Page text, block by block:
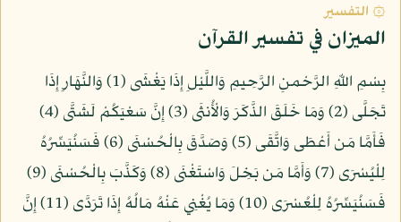
۞ التفسير
الميزان في تفسير القرآن
بِسْمِ اللّهِ الرَّحْمنِ الرَّحِيمِ وَاللَّيْلِ إِذَا يَغْشَى (1) وَالنَّهَارِ إِذَا
تَجَلَّى (2) وَمَا خَلَقَ الذَّكَرَ وَالْأُنثَى (3) إِنَّ سَعْيَكُمْ لَشَتَّى (4)
فَأَمَّا مَن أَعْطَى وَاتَّقَى (5) وَصَدَّقَ بِالْحُسْنَى (6) فَسَنُيَسِّرُهُ
لِلْيُسْرَى (7) وَأَمَّا مَن بَخِلَ وَاسْتَغْنَى (8) وَكَذَّبَ بِالْحُسْنَى (9)
فَسَنُيَسِّرُهُ لِلْعُسْرَى (10) وَمَا يُغْنِي عَنْهُ مَالُهُ إِذَا تَرَدَّى (11) إِنَّ